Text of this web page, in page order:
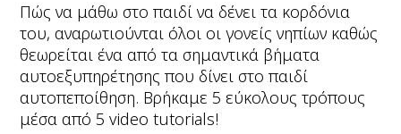
Πώς να μάθω στο παιδί να δένει τα κορδόνια
του, αναρωτιούνται όλοι οι γονείς νηπίων καθώς
θεωρείται ένα από τα σημαντικά βήματα
αυτοεξυπηρέτησης που δίνει στο παιδί
αυτοπεποίθηση. Βρήκαμε 5 εύκολους τρόπους
μέσα από 5 video tutorials!